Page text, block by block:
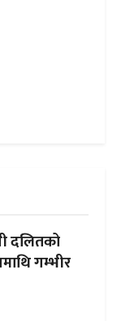
दलितको
गम्भीर